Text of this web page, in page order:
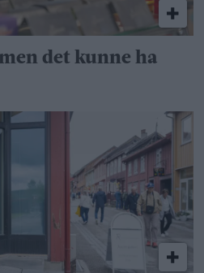
det kunne ha